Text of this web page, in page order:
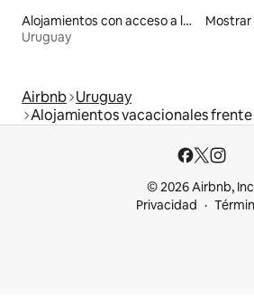
Alojamientos con acceso a la playa
Uruguay
Mostrar
Airbnb Uruguay
Alojamientos vacacionales frente
© 2026 Airbnb,
Privacidad